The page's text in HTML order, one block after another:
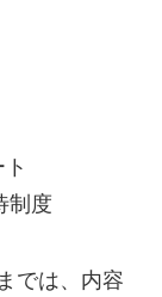
制度
では、内容